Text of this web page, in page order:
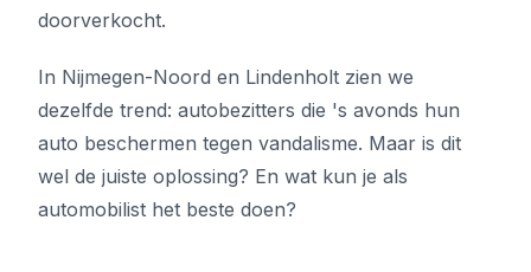
doorverkocht.
In Nijmegen-Noord en Lindenholt zien we
dezelfde trend: autobezitters die 's avonds hun
auto beschermen tegen vandalisme. Maar is dit
wel de juiste oplossing? En wat kun je als
automobilist het beste doen?